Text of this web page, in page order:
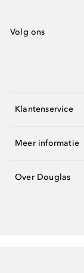
Volg ons
Klantenservice
Meer informatie
Over Douglas